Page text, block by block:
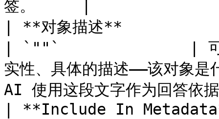
签。     |
| **对象描述**
| `""`              | 可选
实性、具体的描述——该对象是
AI 使用这段文字作为
| **Include In